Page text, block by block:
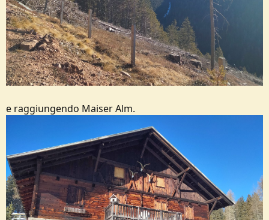
e raggiungendo Maiser Alm.